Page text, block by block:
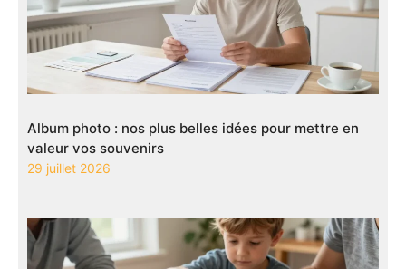
Album photo : nos plus belles idées pour mettre en
valeur vos souvenirs
29 juillet 2026